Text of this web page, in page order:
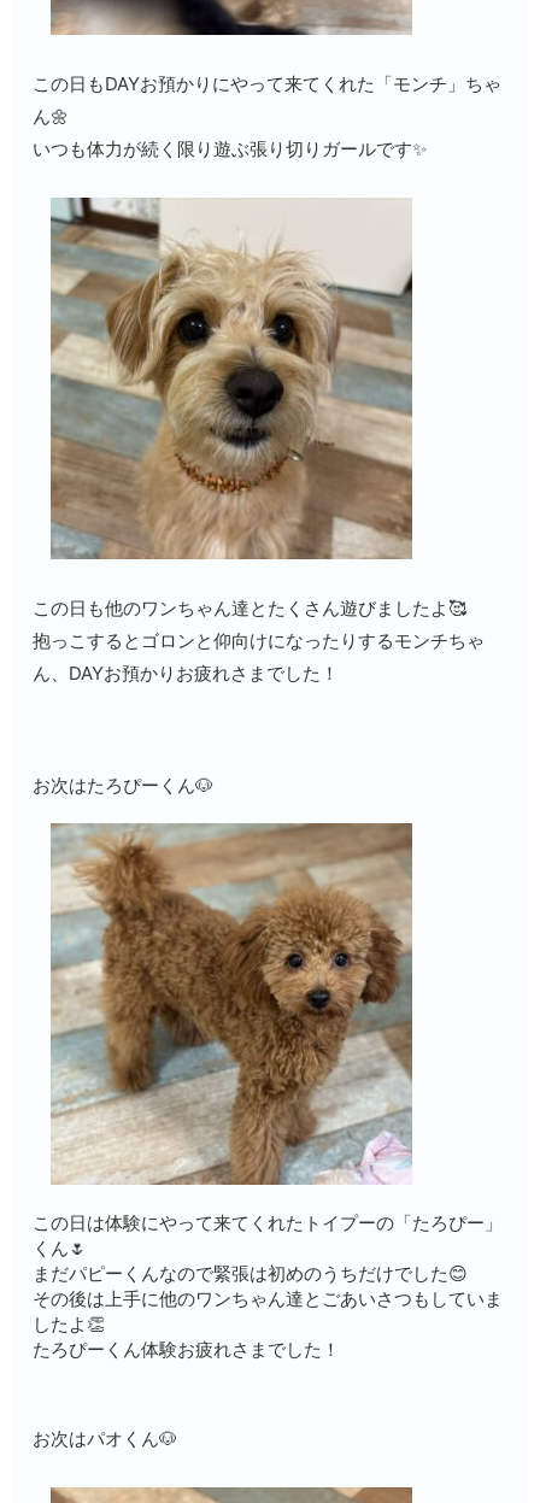
この日もDAYお預かりにやって来てくれた「モンチ」ちゃ
ん🌼
いつも体力が続く限り遊ぶ張り切りガールです✨
この日も他のワンちゃん達とたくさん遊びましたよ🥰
抱っこするとゴロンと仰向けになったりするモンチちゃ
ん、DAYお預かりお疲れさまでした！
お次はたろぴーくん🐶
この日は体験にやって来てくれたトイプーの「たろぴー」
くん🌷
まだパピーくんなので緊張は初めのうちだけでした😊
その後は上手に他のワンちゃん達とごあいさつもしていま
したよ👏
たろぴーくん体験お疲れさまでした！
お次はパオくん🐶